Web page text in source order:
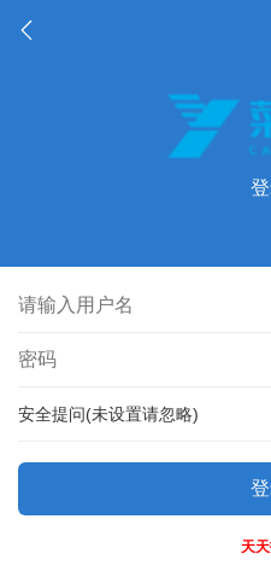
安全提问(未设置请忽略)
天